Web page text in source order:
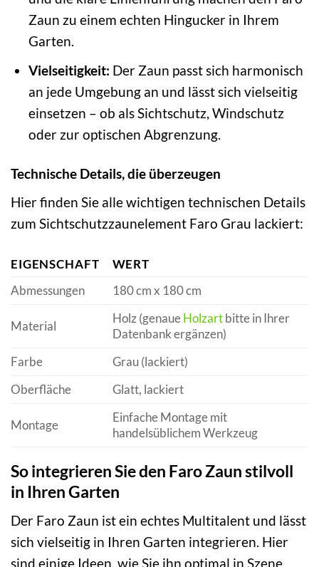
Zaun zu einem echten Hingucker in Ihrem
Garten.
Vielseitigkeit: Der Zaun passt sich harmonisch
an jede Umgebung an und lässt sich vielseitig
einsetzen – ob als Sichtschutz, Windschutz
oder zur optischen Abgrenzung.
Technische Details, die überzeugen
Hier finden Sie alle wichtigen technischen Details
zum Sichtschutzzaunelement Faro Grau lackiert:
EIGENSCHAFT
WERT
Abmessungen
180 cm x 180 cm
Material
Holz (genaueHolzartbitte in Ihrer
Datenbank ergänzen)
Farbe
Grau (lackiert)
Oberfläche
Glatt, lackiert
Montage
Einfache Montage mit
handelsüblichem Werkzeug
So integrieren Sie den Faro Zaun stilvoll
in Ihren Garten
Der Faro Zaun ist ein echtes Multitalent und lässt
sich vielseitig in Ihren Garten integrieren. Hier
sind einige Ideen, wie Sie ihn optimal in Szene